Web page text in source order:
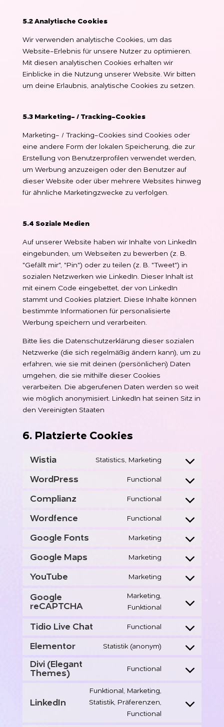
5.2 Analytische Cookies
Wir verwenden analytische Cookies, um das
Website-Erlebnis für unsere Nutzer zu optimieren.
Mit diesen analytischen Cookies erhalten wir
Einblicke in die Nutzung unserer Website. Wir bitten
um deine Erlaubnis, analytische Cookies zu setzen.
5.3 Marketing- / Tracking-Cookies
Marketing- / Tracking-Cookies sind Cookies oder
eine andere Form der lokalen Speicherung, die zur
Erstellung von Benutzerprofilen verwendet werden,
um Werbung anzuzeigen oder den Benutzer auf
dieser Website oder über mehrere Websites hinweg
für ähnliche Marketingzwecke zu verfolgen.
5.4 Soziale Medien
Auf unserer Website haben wir Inhalte von LinkedIn
eingebunden, um Webseiten zu bewerben (z. B.
"Gefällt mir", "Pin") oder zu teilen (z. B. "Tweet") in
sozialen Netzwerken wie LinkedIn. Dieser Inhalt ist
mit einem Code eingebettet, der von LinkedIn
stammt und Cookies platziert. Diese Inhalte können
bestimmte Informationen für personalisierte
Werbung speichern und verarbeiten.
Bitte lies die Datenschutzerklärung dieser sozialen
Netzwerke (die sich regelmäßig ändern kann), um zu
erfahren, wie sie mit deinen (persönlichen) Daten
umgehen, die sie mithilfe dieser Cookies
verarbeiten. Die abgerufenen Daten werden so weit
wie möglich anonymisiert. LinkedIn hat seinen Sitz in
den Vereinigten Staaten
6. Platzierte Cookies
Wistia Statistics, Marketing
Consent
wistia
WordPress Functional
Consent
wordpress
Complianz Functional
Consent
complianz
Wordfence Functional
Consent
wordfence
Google Fonts Marketing
Consent
google-
Google Maps Marketing
Consent
YouTube Marketing
Consent
service
Google
reCAPTCHA
Marketing,
Funktional
Consent
service
Tidio Live Chat Functional
Consent
tidio-
Elementor Statistik (anonym)
Consent
service
Divi (Elegant
Themes)
Functional
Consent
LinkedIn
Funktional, Marketing,
Statistik, Präferenzen,
Functional
Consent